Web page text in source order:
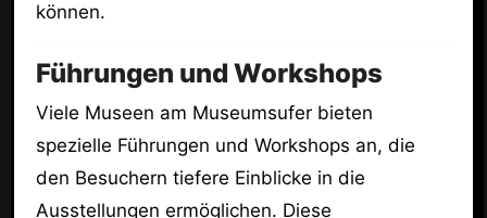
können.
Führungen und Workshops
Viele Museen am Museumsufer bieten
spezielle Führungen und Workshops an, die
den Besuchern tiefere Einblicke in die
Ausstellungen ermöglichen. Diese